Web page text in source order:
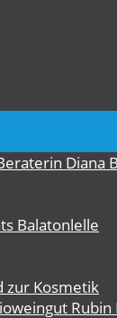
Diana
Balatonlelle
zur Kosmetik
Rubin